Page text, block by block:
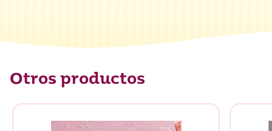
Otros productos